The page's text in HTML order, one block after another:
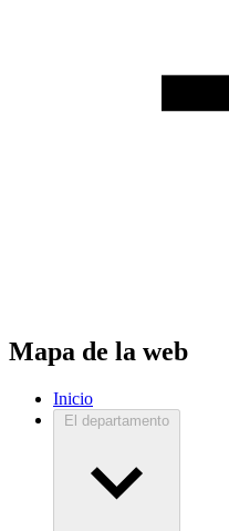
Mapa de la web
Inicio
El departamento